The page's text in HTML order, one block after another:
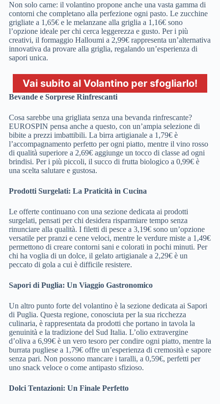
Non solo carne: il volantino propone anche una vasta gamma di
contorni che completano alla perfezione ogni pasto. Le zucchine
grigliate a 1,65€ e le melanzane alla griglia a 1,16€ sono
l’opzione ideale per chi cerca leggerezza e gusto. Per i più
creativi, il formaggio Halloumi a 2,99€ rappresenta un’alternativa
innovativa da provare alla griglia, regalando un’esperienza di
sapori unica.
Vai subito al Volantino per sfogliarlo!
Bevande e Sorprese Rinfrescanti
Cosa sarebbe una grigliata senza una bevanda rinfrescante?
EUROSPIN pensa anche a questo, con un’ampia selezione di
bibite a prezzi imbattibili. La birra artigianale a 1,79€ è
l’accompagnamento perfetto per ogni piatto, mentre il vino rosso
di qualità superiore a 2,69€ aggiunge un tocco di classe ad ogni
brindisi. Per i più piccoli, il succo di frutta biologico a 0,99€ è
una scelta salutare e gustosa.
Prodotti Surgelati: La Praticità in Cucina
Le offerte continuano con una sezione dedicata ai prodotti
surgelati, pensati per chi desidera risparmiare tempo senza
rinunciare alla qualità. I filetti di pesce a 3,19€ sono un’opzione
versatile per pranzi e cene veloci, mentre le verdure miste a 1,49€
permettono di creare contorni sani e colorati in pochi minuti. Per
chi ha voglia di un dolce, il gelato artigianale a 2,29€ è un
peccato di gola a cui è difficile resistere.
Sapori di Puglia: Un Viaggio Gastronomico
Un altro punto forte del volantino è la sezione dedicata ai Sapori
di Puglia. Questa regione, conosciuta per la sua ricchezza
culinaria, è rappresentata da prodotti che portano in tavola la
genuinità e la tradizione del Sud Italia. L’olio extravergine
d’oliva a 6,99€ è un vero tesoro per condire ogni piatto, mentre la
burrata pugliese a 1,79€ offre un’esperienza di cremosità e sapore
senza pari. Non possono mancare i taralli, a 0,59€, perfetti per
uno snack veloce o come antipasto sfizioso.
Dolci Tentazioni: Un Finale Perfetto